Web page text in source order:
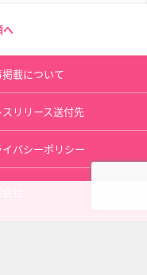
へ
載について
スリリース送付先
イバシーポリシー